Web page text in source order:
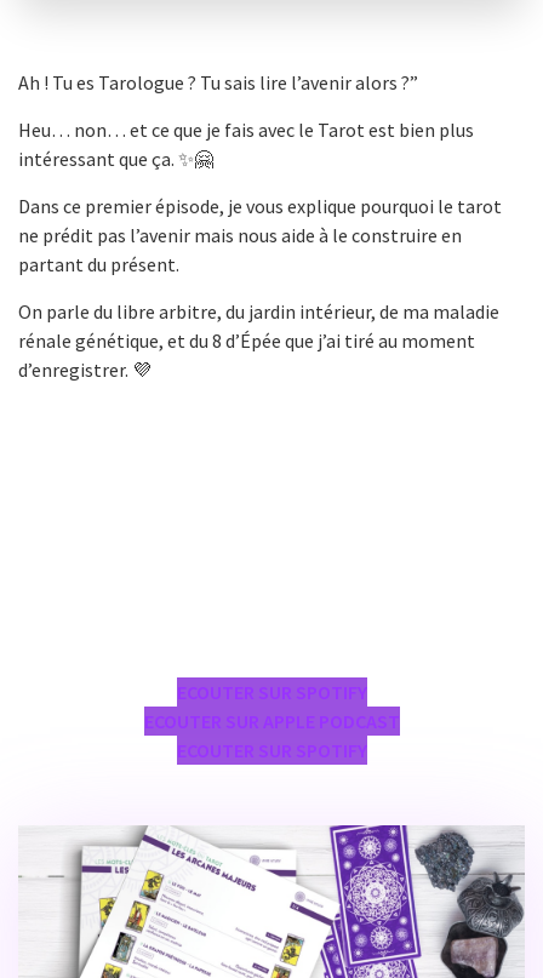
Ah ! Tu es Tarologue ? Tu sais lire l’avenir alors ?”
Heu… non… et ce que je fais avec le Tarot est bien plus
intéressant que ça. ✨🤗
Dans ce premier épisode, je vous explique pourquoi le tarot
ne prédit pas l’avenir mais nous aide à le construire en
partant du présent.
On parle du libre arbitre, du jardin intérieur, de ma maladie
rénale génétique, et du 8 d’Épée que j’ai tiré au moment
d’enregistrer. 💜
ECOUTER SUR SPOTIFY
ECOUTER SUR APPLE PODCAST
ECOUTER SUR SPOTIFY